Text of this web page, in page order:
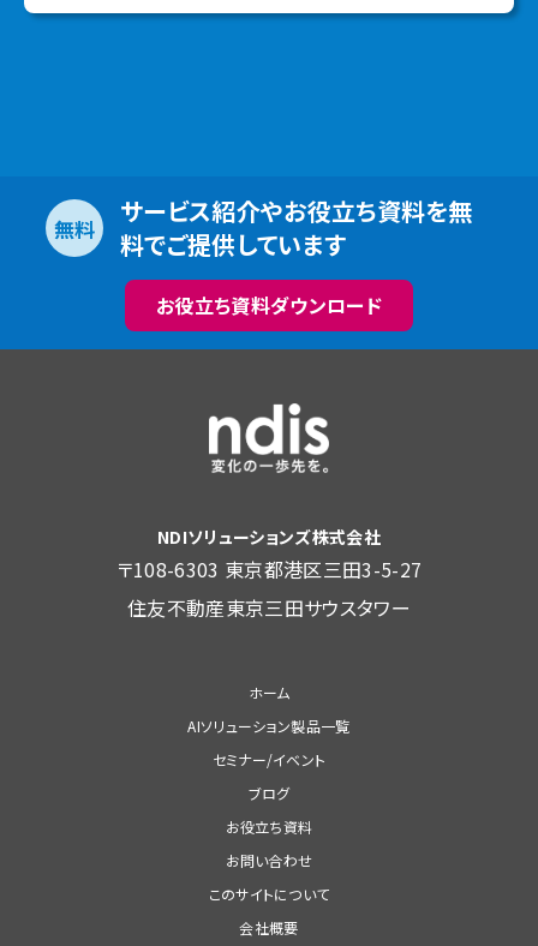
無料
サービス紹介やお役立ち資料を無
料でご提供しています
お役立ち資料ダウンロード
NDIソリューションズ株式会社
〒108-6303 東京都港区三田3-5-27
住友不動産東京三田サウスタワー
ホーム
AIソリューション製品一覧
セミナー/イベント
ブログ
お役立ち資料
お問い合わせ
このサイトについて
会社概要